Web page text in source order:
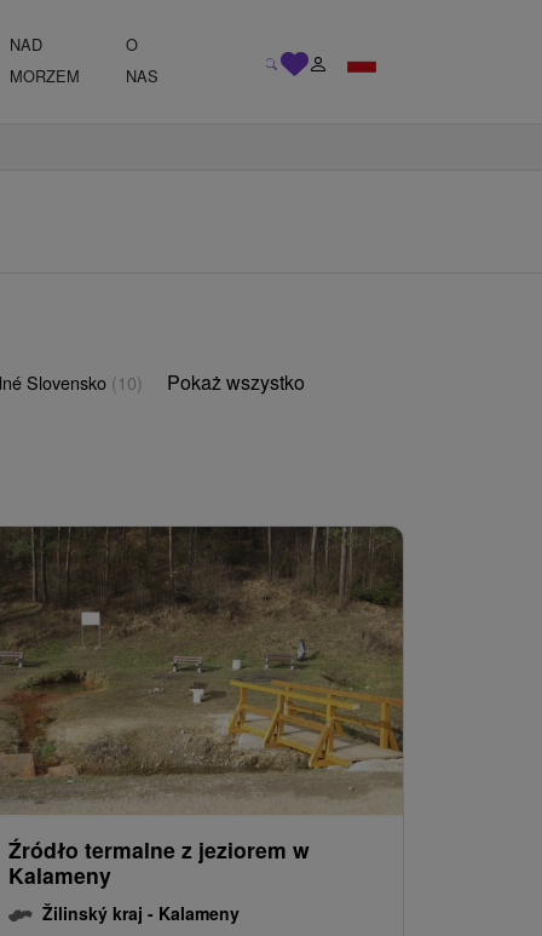
NAD
MORZEM
O
NAS
Slovensko (10) Pokaż wszystko
Źródło termalne z jeziorem w
Kalameny
Žilinský kraj - Kalameny